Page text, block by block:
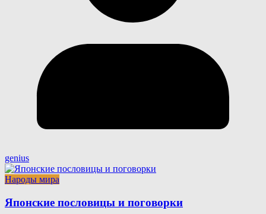
genius
Народы мира
Японские пословицы и поговорки